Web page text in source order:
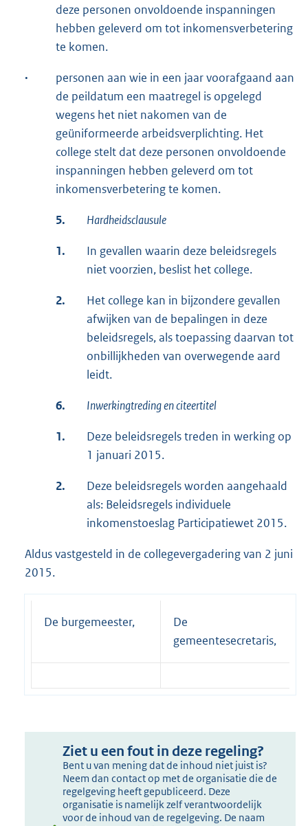
deze personen onvoldoende inspanningen
hebben geleverd om tot inkomensverbetering
te komen.
·
personen aan wie in een jaar voorafgaand aan
de peildatum een maatregel is opgelegd
wegens het niet nakomen van de
geüniformeerde arbeidsverplichting. Het
college stelt dat deze personen onvoldoende
inspanningen hebben geleverd om tot
inkomensverbetering te komen.
5. Hardheidsclausule
1.
In gevallen waarin deze beleidsregels
niet voorzien, beslist het college.
2.
Het college kan in bijzondere gevallen
afwijken van de bepalingen in deze
beleidsregels, als toepassing daarvan tot
onbillijkheden van overwegende aard
leidt.
6. Inwerkingtreding en citeertitel
1.
Deze beleidsregels treden in werking op
1 januari 2015.
2.
Deze beleidsregels worden aangehaald
als: Beleidsregels individuele
inkomenstoeslag Participatiewet 2015.
Aldus vastgesteld in de collegevergadering van 2 juni
2015.
De burgemeester,
De
gemeentesecretaris,
Ziet u een fout in deze regeling?
Bent u van mening dat de inhoud niet juist is?
Neem dan contact op met de organisatie die de
regelgeving heeft gepubliceerd. Deze
organisatie is namelijk zelf verantwoordelijk
voor de inhoud van de regelgeving. De naam